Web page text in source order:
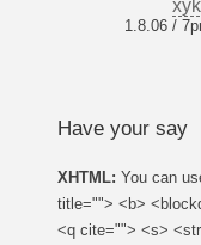
1.8.06 /
Have your say
XHTML: You can
title=""> <b>
<q cite=""> <s>